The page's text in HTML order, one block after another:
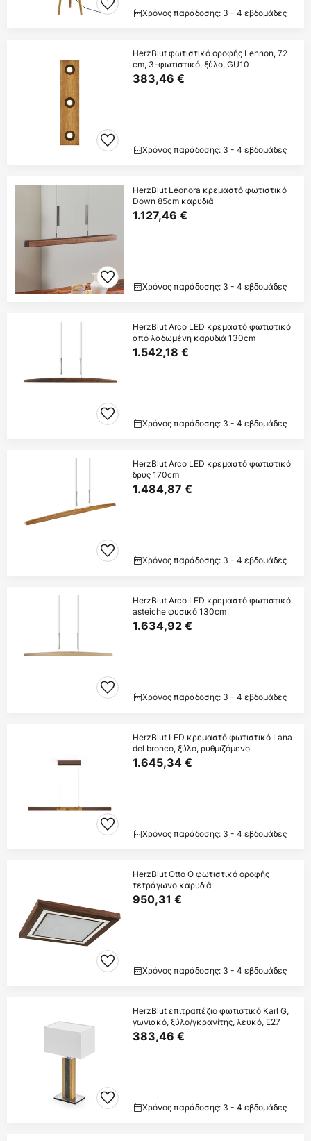
Χρόνος παράδοσης: 3 - 4 εβδομάδες
HerzBlut φωτιστικό οροφής Lennon, 72
cm, 3-φωτιστικό, ξύλο, GU10
383,46 €
Χρόνος παράδοσης: 3 - 4 εβδομάδες
HerzBlut Leonora κρεμαστό φωτιστικό
Down 85cm καρυδιά
1.127,46 €
Χρόνος παράδοσης: 3 - 4 εβδομάδες
HerzBlut Arco LED κρεμαστό φωτιστικό
από λαδωμένη καρυδιά 130cm
1.542,18 €
Χρόνος παράδοσης: 3 - 4 εβδομάδες
HerzBlut Arco LED κρεμαστό φωτιστικό
δρυς 170cm
1.484,87 €
Χρόνος παράδοσης: 3 - 4 εβδομάδες
HerzBlut Arco LED κρεμαστό φωτιστικό
asteiche φυσικό 130cm
1.634,92 €
Χρόνος παράδοσης: 3 - 4 εβδομάδες
HerzBlut LED κρεμαστό φωτιστικό Lana
del bronco, ξύλο, ρυθμιζόμενο
1.645,34 €
Χρόνος παράδοσης: 3 - 4 εβδομάδες
HerzBlut Otto O φωτιστικό οροφής
τετράγωνο καρυδιά
950,31 €
Χρόνος παράδοσης: 3 - 4 εβδομάδες
HerzBlut επιτραπέζιο φωτιστικό Karl G,
γωνιακό, ξύλο/γκρανίτης, λευκό, E27
383,46 €
Χρόνος παράδοσης: 3 - 4 εβδομάδες